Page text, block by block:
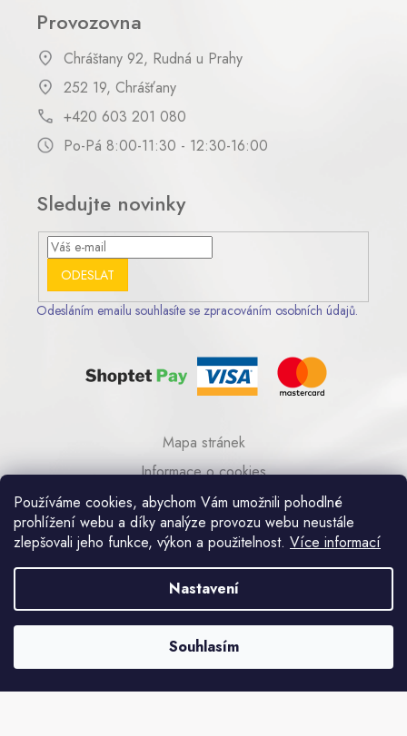
Používáme cookies, abychom Vám umožnili pohodlné
prohlížení webu a díky analýze provozu webu neustále
zlepšovali jeho funkce, výkon a použitelnost. Více informací
Nastavení
Souhlasím
Provozovna
Chráštany 92, Rudná u Prahy
252 19, Chrášťany
+420 603 201 080
Po-Pá 8:00-11:30 - 12:30-16:00
Sledujte novinky
ODESLAT
Odesláním emailu souhlasíte se zpracováním osobních údajů.
Mapa stránek
Informace o cookies
© 2023 AA COM s.r.o.
Umělecká kovovýroba Praha